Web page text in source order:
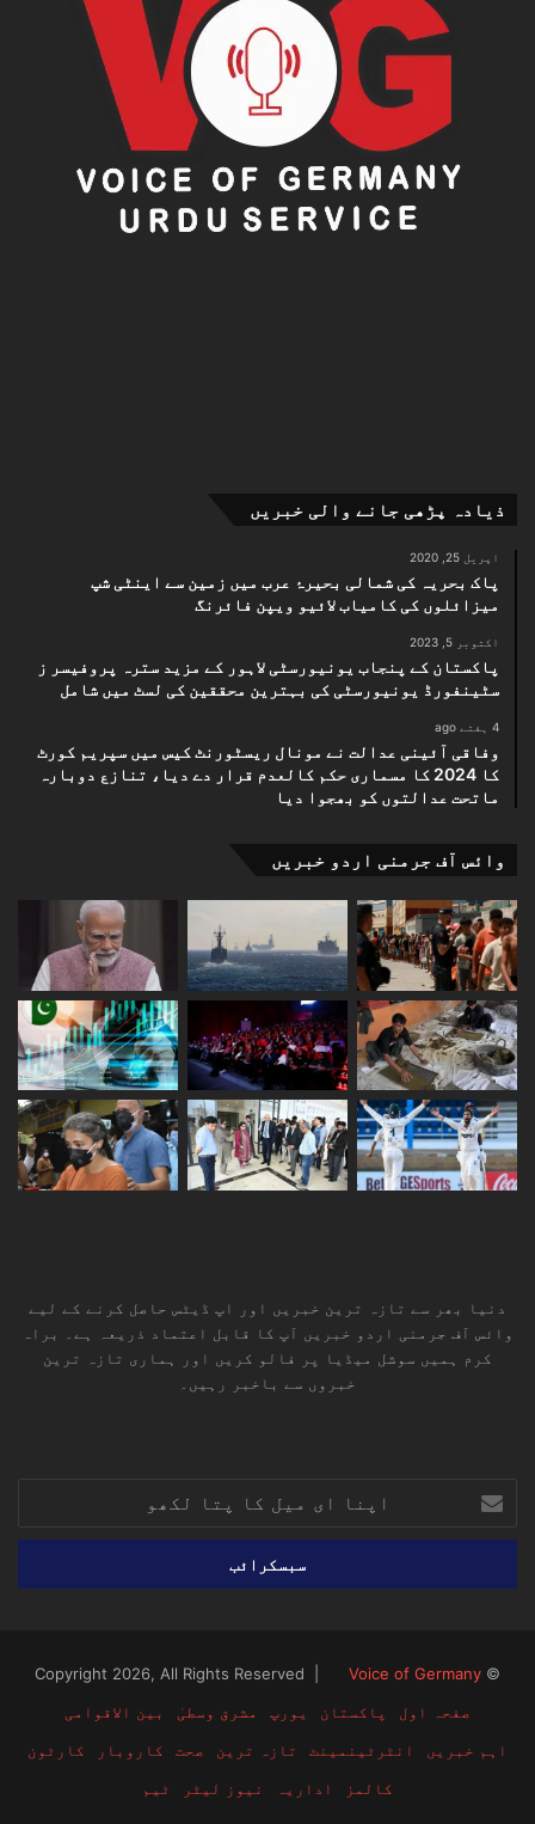
ذیادہ پڑھی جانے والی خبریں
اپریل 25, 2020
پاک بحریہ کی شمالی بحیرۂ عرب میں زمین سے اینٹی شپ
میزائلوں کی کامیاب لائیو ویپن فائرنگ
اکتوبر 5, 2023
پاکستان کے پنجاب یونیورسٹی لاہور کے مزید سترہ پروفیسر ز
سٹینفورڈ یونیورسٹی کی بہترین محققین کی لسٹ میں شامل
4 ہفتے ago
وفاقی آئینی عدالت نے مونال ریسٹورنٹ کیس میں سپریم کورٹ
کا 2024 کا مسماری حکم کالعدم قرار دے دیا، تنازع دوبارہ
ماتحت عدالتوں کو بھجوا دیا
وائس آف جرمنی اردو خبریں
دنیا بھر سے تازہ ترین خبریں اور اپ ڈیٹس حاصل کرنے کے لیے
وائس آف جرمنی اردو خبریں آپ کا قابل اعتماد ذریعہ ہے۔ براہ
کرم ہمیں سوشل میڈیا پر فالو کریں اور ہماری تازہ ترین
خبروں سے باخبر رہیں۔
ای
میل
پتا
© Copyright 2026, All Rights Reserved |
Voice of Germany
صفحہ اول
پاکستان یورپ مشرق وسطیٰ
بین الاقوامی
اہم خبریں
انٹرٹینمینٹ تازہ ترین صحت کاروبار
کارٹون
کالمز
اداریہ نیوز لیٹر ٹیم